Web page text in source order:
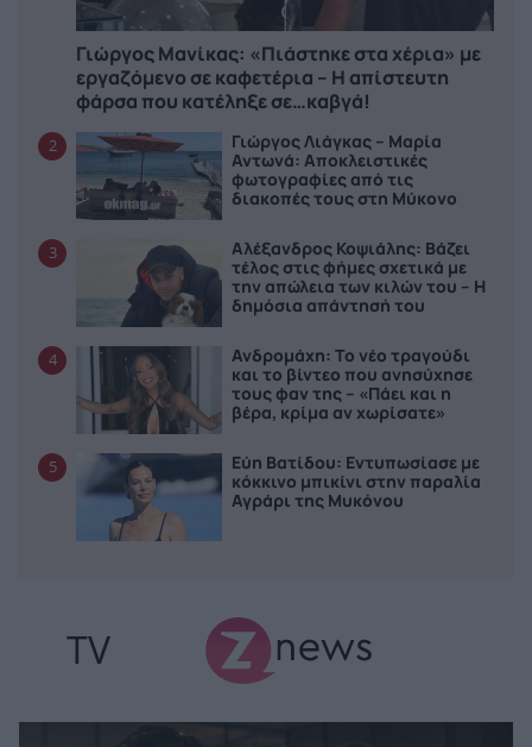
Γιώργος Μανίκας: «Πιάστηκε στα χέρια» με
εργαζόμενο σε καφετέρια – Η απίστευτη
φάρσα που κατέληξε σε…καβγά!
2
Γιώργος Λιάγκας – Μαρία
Αντωνά: Αποκλειστικές
φωτογραφίες από τις
διακοπές τους στη Μύκονο
3
Αλέξανδρος Κοψιάλης: Βάζει
τέλος στις φήμες σχετικά με
την απώλεια των κιλών του – Η
δημόσια απάντησή του
4
Ανδρομάχη: Το νέο τραγούδι
και το βίντεο που ανησύχησε
τους φαν της – «Πάει και η
βέρα, κρίμα αν χωρίσατε»
5
Εύη Βατίδου: Εντυπωσίασε με
κόκκινο μπικίνι στην παραλία
Αγράρι της Μυκόνου
TV